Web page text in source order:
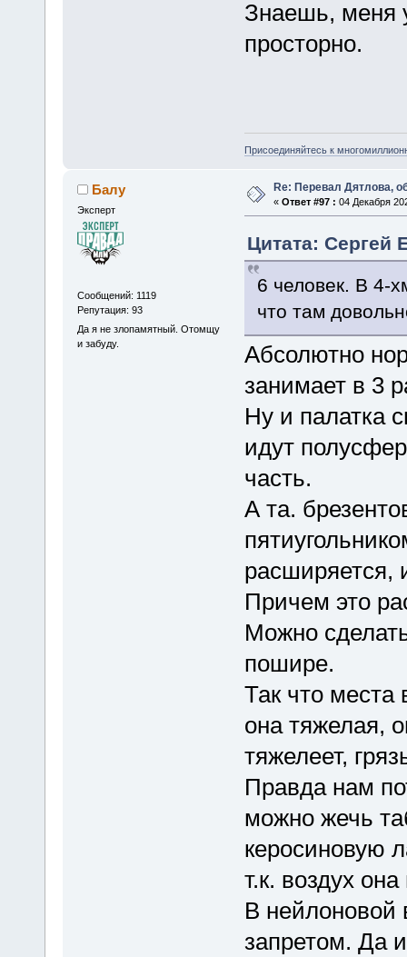
Знаешь, меня
просторно.
Присоединяйтесь к
Балу
Эксперт
Сообщений: 1119
Репутация: 93
Да я не злопамятный. Отомщу
и забуду.
Re: Перевал Дятлова,
« Ответ #97 : 04 Декабря
Цитата: Сергей
6 человек. В 4-
что там
Абсолютно
занимает в 3
Ну и палатка
идут
часть.
А та.
расширяется,
Причем это
Можно
пошире.
Так что
она тяжелая,
тяжелеет,
Правда нам
можно жечь
керосиновую
т.к. воздух она
В нейлоновой
запретом. Да